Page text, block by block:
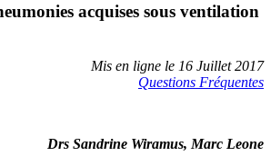
acquises sous ventilation
Mis en ligne le 16 Juillet 2017
Questions Fréquentes
Drs Sandrine Wiramus, Marc Leone